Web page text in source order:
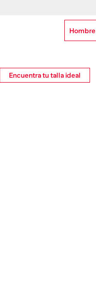
Hombre
Encuentra tu talla ideal